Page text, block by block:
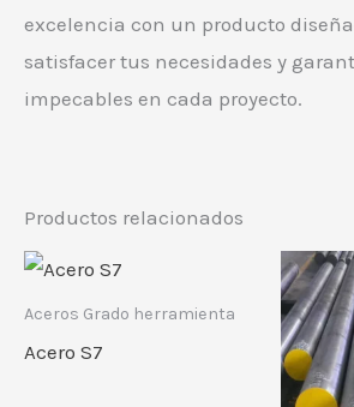
excelencia con un producto
satisfacer tus necesidades y
impecables en cada proyecto.
Productos relacionados
Aceros Grado herramienta
Acero S7